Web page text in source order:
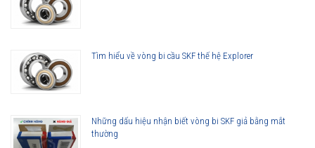
Tìm hiểu về vòng bi cầu SKF thế hệ Explorer
Những dấu hiệu nhận biết vòng bi SKF giả bằng mắt
thường